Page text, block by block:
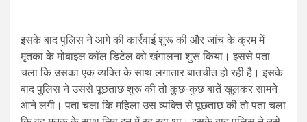
इसके बाद पुलिस ने आगे की कार्रवाई शुरू की और जांच के क्रम में
मृतका के मोबाइल कॉल डिटेल को खंगालना शुरू किया। इससे पता
चला कि उसका एक व्यक्ति के साथ लगातार बातचीत हो रही है। इसके
बाद पुलिस ने उससे पूछताछ शुरू की तो कुछ-कुछ बातें खुलकर सामने
आने लगी। पता चला कि महिला उस व्यक्ति से पूछताछ की तो पता चला